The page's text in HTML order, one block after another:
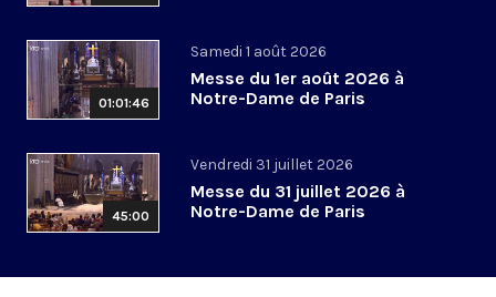
01:01:46
Samedi 1 août 2026
Messe du 1er août 2026 à
Notre-Dame de Paris
45:00
Vendredi 31 juillet 2026
Messe du 31 juillet 2026 à
Notre-Dame de Paris